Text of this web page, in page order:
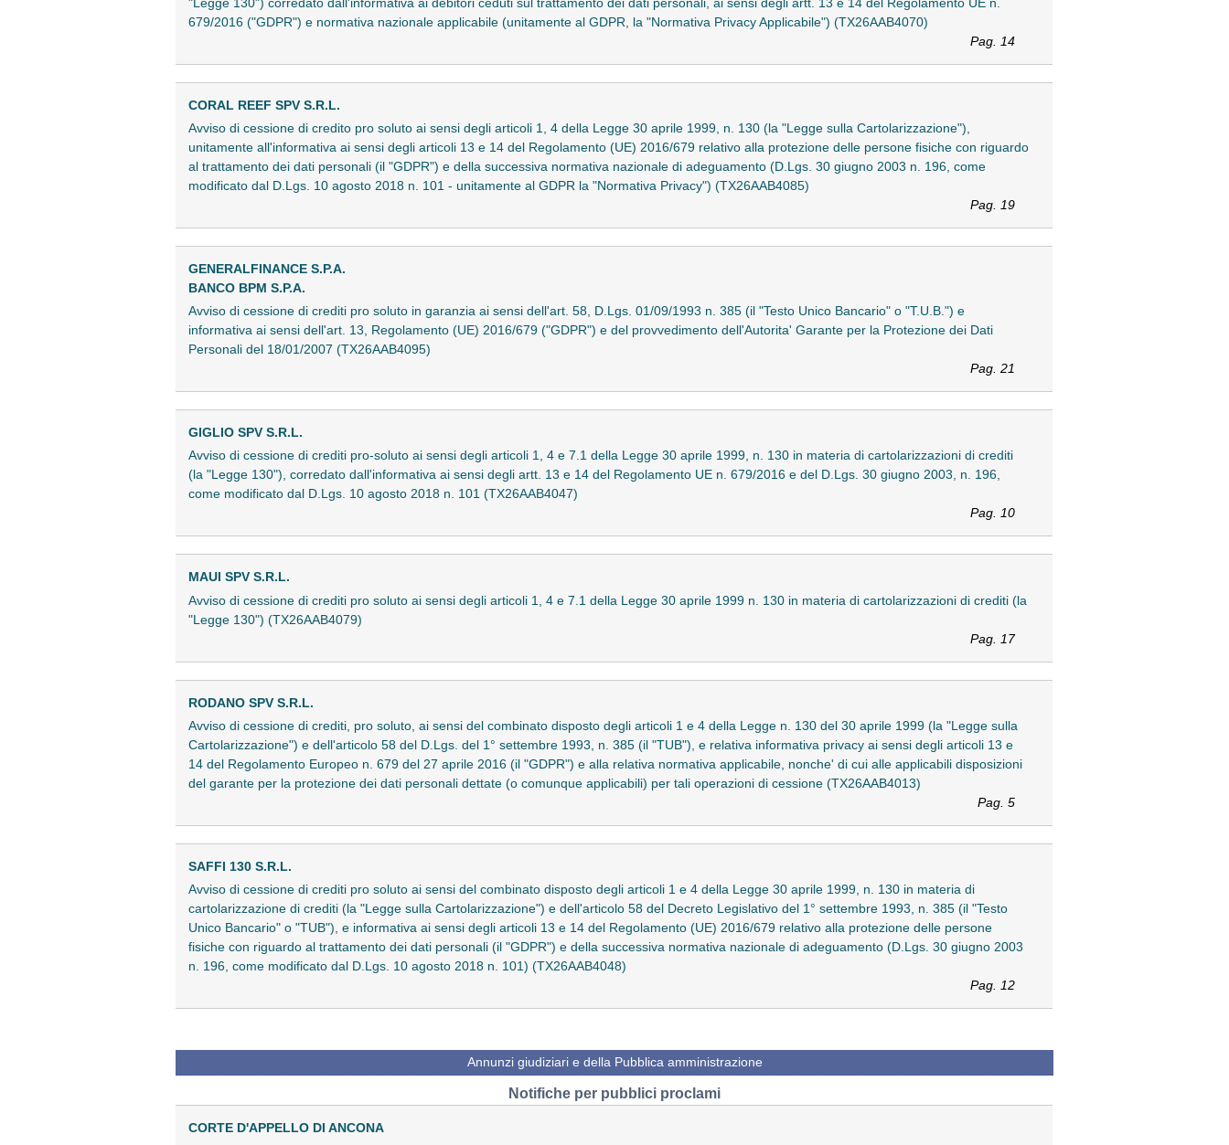
679/2016 ("GDPR") e normativa nazionale applicabile (unitamente al GDPR, la "Normativa Privacy Applicabile") (TX26AAB4070)
Pag. 14
CORAL REEF SPV S.R.L.
Avviso di cessione di credito pro soluto ai sensi degli articoli 1, 4 della Legge 30 aprile 1999, n. 130 (la "Legge sulla Cartolarizzazione"),
unitamente all'informativa ai sensi degli articoli 13 e 14 del Regolamento (UE) 2016/679 relativo alla protezione delle persone fisiche con riguardo
al trattamento dei dati personali (il "GDPR") e della successiva normativa nazionale di adeguamento (D.Lgs. 30 giugno 2003 n. 196, come
modificato dal D.Lgs. 10 agosto 2018 n. 101 - unitamente al GDPR la "Normativa Privacy") (TX26AAB4085)
Pag. 19
GENERALFINANCE S.P.A.
BANCO BPM S.P.A.
Avviso di cessione di crediti pro soluto in garanzia ai sensi dell'art. 58, D.Lgs. 01/09/1993 n. 385 (il "Testo Unico Bancario" o "T.U.B.") e
informativa ai sensi dell'art. 13, Regolamento (UE) 2016/679 ("GDPR") e del provvedimento dell'Autorita' Garante per la Protezione dei Dati
Personali del 18/01/2007 (TX26AAB4095)
Pag. 21
GIGLIO SPV S.R.L.
Avviso di cessione di crediti pro-soluto ai sensi degli articoli 1, 4 e 7.1 della Legge 30 aprile 1999, n. 130 in materia di cartolarizzazioni di crediti
(la "Legge 130"), corredato dall'informativa ai sensi degli artt. 13 e 14 del Regolamento UE n. 679/2016 e del D.Lgs. 30 giugno 2003, n. 196,
come modificato dal D.Lgs. 10 agosto 2018 n. 101 (TX26AAB4047)
Pag. 10
MAUI SPV S.R.L.
Avviso di cessione di crediti pro soluto ai sensi degli articoli 1, 4 e 7.1 della Legge 30 aprile 1999 n. 130 in materia di cartolarizzazioni di crediti (la
"Legge 130") (TX26AAB4079)
Pag. 17
RODANO SPV S.R.L.
Avviso di cessione di crediti, pro soluto, ai sensi del combinato disposto degli articoli 1 e 4 della Legge n. 130 del 30 aprile 1999 (la "Legge sulla
Cartolarizzazione") e dell'articolo 58 del D.Lgs. del 1° settembre 1993, n. 385 (il "TUB"), e relativa informativa privacy ai sensi degli articoli 13 e
14 del Regolamento Europeo n. 679 del 27 aprile 2016 (il "GDPR") e alla relativa normativa applicabile, nonche' di cui alle applicabili disposizioni
del garante per la protezione dei dati personali dettate (o comunque applicabili) per tali operazioni di cessione (TX26AAB4013)
Pag. 5
SAFFI 130 S.R.L.
Avviso di cessione di crediti pro soluto ai sensi del combinato disposto degli articoli 1 e 4 della Legge 30 aprile 1999, n. 130 in materia di
cartolarizzazione di crediti (la "Legge sulla Cartolarizzazione") e dell'articolo 58 del Decreto Legislativo del 1° settembre 1993, n. 385 (il "Testo
Unico Bancario" o "TUB"), e informativa ai sensi degli articoli 13 e 14 del Regolamento (UE) 2016/679 relativo alla protezione delle persone
fisiche con riguardo al trattamento dei dati personali (il "GDPR") e della successiva normativa nazionale di adeguamento (D.Lgs. 30 giugno 2003
n. 196, come modificato dal D.Lgs. 10 agosto 2018 n. 101) (TX26AAB4048)
Pag. 12
Annunzi giudiziari e della Pubblica amministrazione
Notifiche per pubblici proclami
CORTE D'APPELLO DI ANCONA